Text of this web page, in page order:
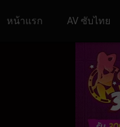
หน้าแรก AV ซับไทย